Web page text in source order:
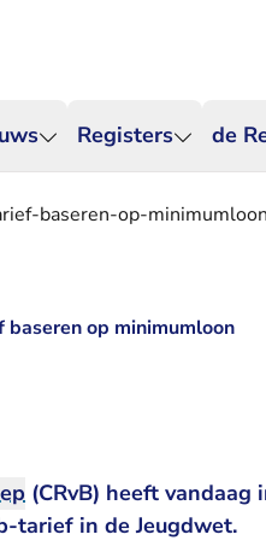
Registers de
baseren-op-
op minimumloon
(CRvB) heeft vandaag
tarief in de Jeugdwet.